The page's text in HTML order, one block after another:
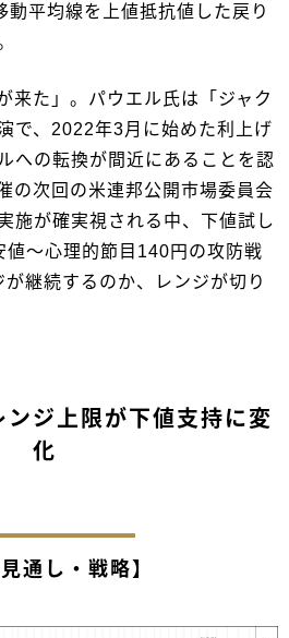
動平均線を上値抵抗値した戻り
来た」。パウエル氏は「ジャク
で、2022年3月に始めた利上げ
への転換が間近にあることを認
の次回の米連邦公開市場委員会
施が確実視される中、下値試し
値～心理的節目140円の攻防戦
継続するのか、レンジが切り
ジ上限が下値支持に変
化
見通し・戦略】